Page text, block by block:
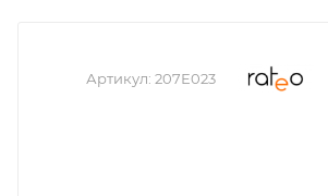
Артикул: 207Е023